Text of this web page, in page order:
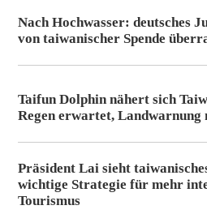
Nach Hochwasser: deutsches
von taiwanischer Spende
Taifun Dolphin nähert sich
Regen erwartet, Landwarnung
Präsident Lai sieht
wichtige Strategie für mehr
Tourismus